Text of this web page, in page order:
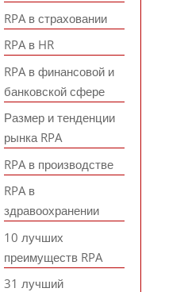
RPA в страховании
RPA в HR
RPA в финансовой и
банковской сфере
Размер и тенденции
рынка RPA
RPA в производстве
RPA в
здравоохранении
10 лучших
преимуществ RPA
31 лучший